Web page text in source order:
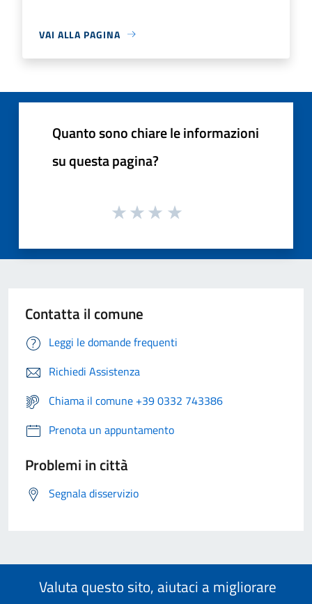
VAI ALLA PAGINA
Quanto sono chiare le informazioni
su questa pagina?
Contatta il comune
Leggi le domande frequenti
Richiedi Assistenza
Chiama il comune +39 0332 743386
Prenota un appuntamento
Problemi in città
Segnala disservizio
Valuta questo sito, aiutaci a migliorare